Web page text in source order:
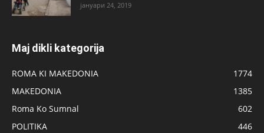
јануари 24, 2019
Maj dikli kategorija
ROMA KI MAKEDONIA
1774
MAKEDONIA
1385
Roma Ko Sumnal
602
POLITIKA
446